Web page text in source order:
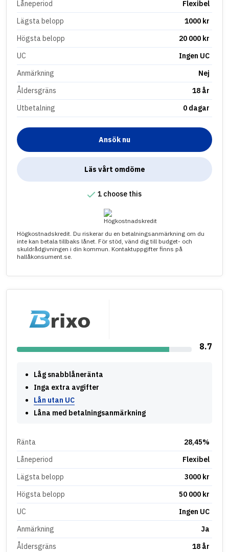
Låneperiod
Flexibel
Lägsta belopp
1000 kr
Högsta belopp
20 000 kr
UC
Ingen UC
Anmärkning
Nej
Åldersgräns
18 år
Utbetalning
0 dagar
Ansök nu
Läs vårt omdöme
1 choose this
Högkostnadskredit. Du riskerar du en betalningsanmärkning om du
inte kan betala tillbaks lånet. För stöd, vänd dig till budget- och
skuldrådgivningen i din kommun. Kontaktuppgifter finns på
hallåkonsument.se.
8.7
Låg snabblåneränta
Inga extra avgifter
Lån utan UC
Låna med betalningsanmärkning
Ränta
28,45%
Låneperiod
Flexibel
Lägsta belopp
3000 kr
Högsta belopp
50 000 kr
UC
Ingen UC
Anmärkning
Ja
Åldersgräns
18 år